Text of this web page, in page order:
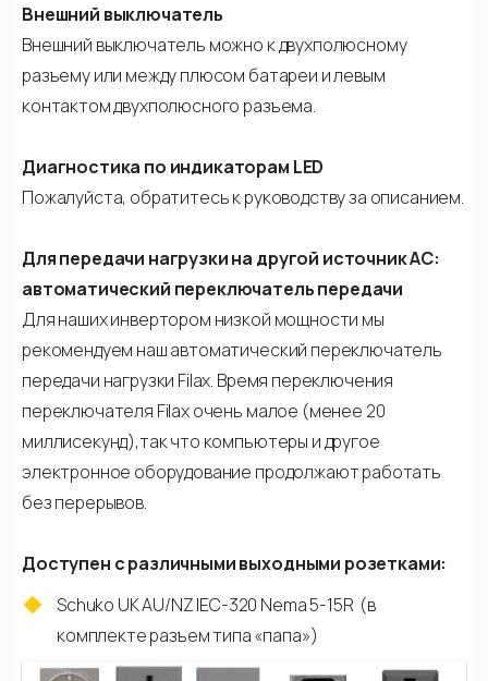
Внешний выключатель
Внешний выключатель можно к двухполюсному
разъему или между плюсом батареи и левым
контактом двухполюсного разъема.
Диагностика по индикаторам LED
Пожалуйста, обратитесь к руководству за описанием.
Для передачи нагрузки на другой источник АС:
автоматический переключатель передачи
Для наших инвертором низкой мощности мы
рекомендуем наш автоматический переключатель
передачи нагрузки Filax. Время переключения
переключателя Filax очень малое (менее 20
миллисекунд),так что компьютеры и другое
электронное оборудование продолжают работать
без перерывов.
Доступен с различными выходными розетками:
Schuko UK AU/NZ IEC-320 Nema 5-15R (в
комплекте разъем типа «папа»)